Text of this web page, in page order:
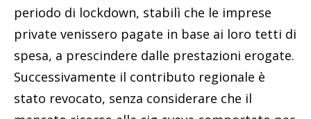
periodo di lockdown, stabilì che le imprese
private venissero pagate in base ai loro tetti di
spesa, a prescindere dalle prestazioni erogate.
Successivamente il contributo regionale è
stato revocato, senza considerare che il